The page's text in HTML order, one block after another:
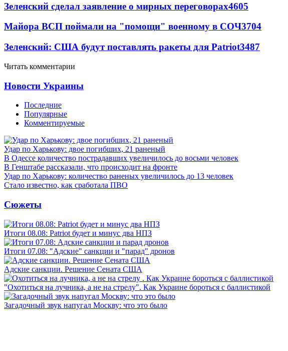
Зеленский сделал заявление о мирных переговорах4605
Майора ВСП поймали на "помощи" военному в СОЧ3704
Зеленский: США будут поставлять ракеты для Patriot3487
Читать комментарии
Новости Украины
Последние
Популярные
Комментируемые
Удар по Харькову: двое погибших, 21 раненый
В Одессе количество пострадавших увеличилось до восьми человек
В Генштабе рассказали, что происходит на фронте
Удар по Харькову: количество раненых увеличилось до 13 человек
Стало известно, как сработала ПВО
Сюжеты
Итоги 08.08: Patriot будет и минус два НПЗ
Итоги 07.08: "Адские" санкции и "парад" дронов
Адские санкции. Решение Сената США
"Охотиться на лучника, а не на стрелу". Как Украине бороться с баллистикой
Загадочный звук напугал Москву: что это было